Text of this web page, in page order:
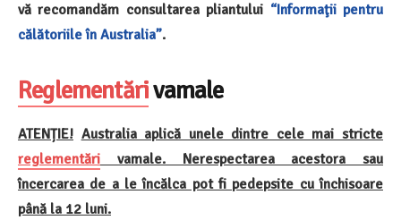
vă recomandăm consultarea pliantului “Informaţii pentru
călătoriile în Australia”.
Reglementărivamale
ATENȚIE! Australia aplică unele dintre cele mai stricte
reglementări vamale. Nerespectarea acestora sau
încercarea de a le încălca pot fi pedepsite cu închisoare
până la 12 luni.